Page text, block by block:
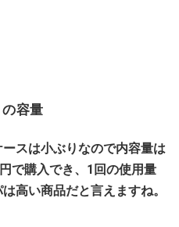
容量
ースは小ぶりなので内容量は
で購入でき、1回の使用量
高い商品だと言えますね。